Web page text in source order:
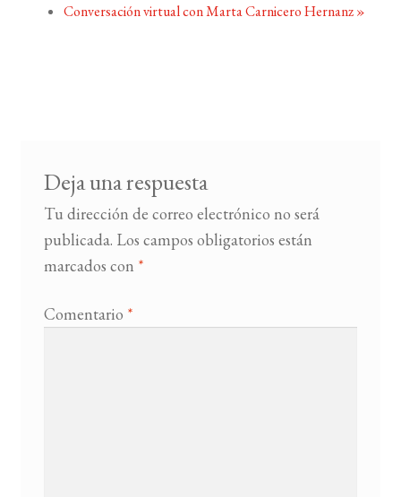
Conversación virtual con Marta Carnicero Hernanz»
Deja una respuesta
Tu dirección de correo electrónico no será
publicada. Los campos obligatorios están
marcados con *
Comentario *